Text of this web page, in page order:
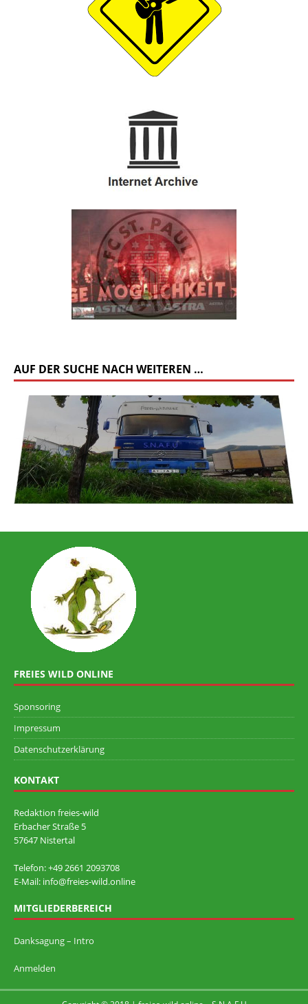
AUF DER SUCHE NACH WEITEREN …
FREIES WILD ONLINE
Sponsoring
Impressum
Datenschutzerklärung
KONTAKT
Redaktion freies-wild
Erbacher Straße 5
57647 Nistertal
Telefon: +49 ‭2661 2093708
E-Mail: info@freies-wild.online
MITGLIEDERBEREICH
Danksagung – Intro
Anmelden